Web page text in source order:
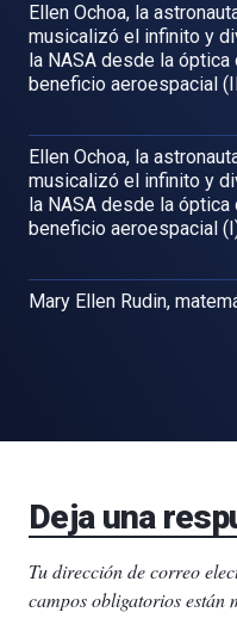
Ellen Ochoa, la
musicalizó el infinito y
la NASA desde la óptica
beneficio aeroespacial
Ellen Ochoa, la
musicalizó el infinito y
la NASA desde la óptica
beneficio aeroespacial
Mary Ellen Rudin,
Deja una
Tu dirección de correo
campos obligatorios están